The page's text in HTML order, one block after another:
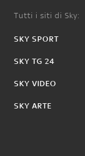
Tutti i siti di Sky:
SKY SPORT
SKY TG 24
SKY VIDEO
SKY ARTE